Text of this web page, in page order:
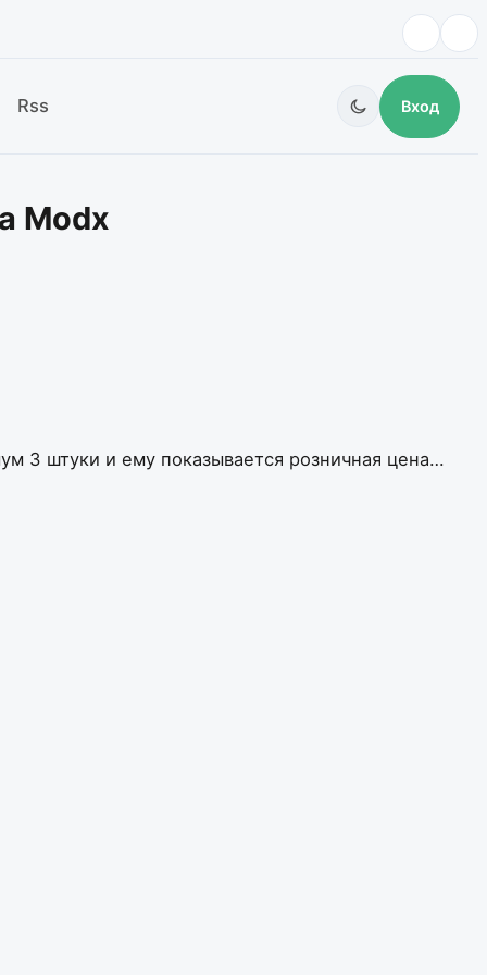
Rss Вход
Modx
3 штуки и ему показывается розничная цена…